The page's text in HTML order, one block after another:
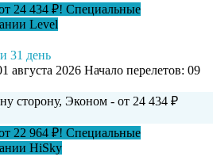
24 434 ₽! Специальные
Level
31 день
августа 2026 Начало перелетов: 09
сторону, Эконом - от 24 434 ₽
22 964 ₽! Специальные
HiSky